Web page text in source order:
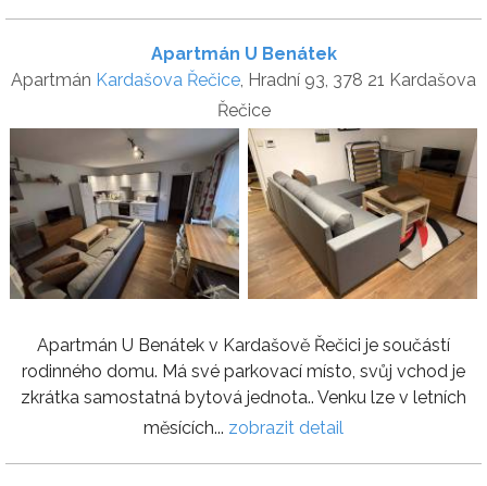
Apartmán U Benátek
Apartmán Kardašova Řečice, Hradní 93, 378 21 Kardašova
Řečice
Apartmán U Benátek v Kardašově Řečici je součástí
rodinného domu. Má své parkovací místo, svůj vchod je
zkrátka samostatná bytová jednota.. Venku lze v letních
měsících... zobrazit detail